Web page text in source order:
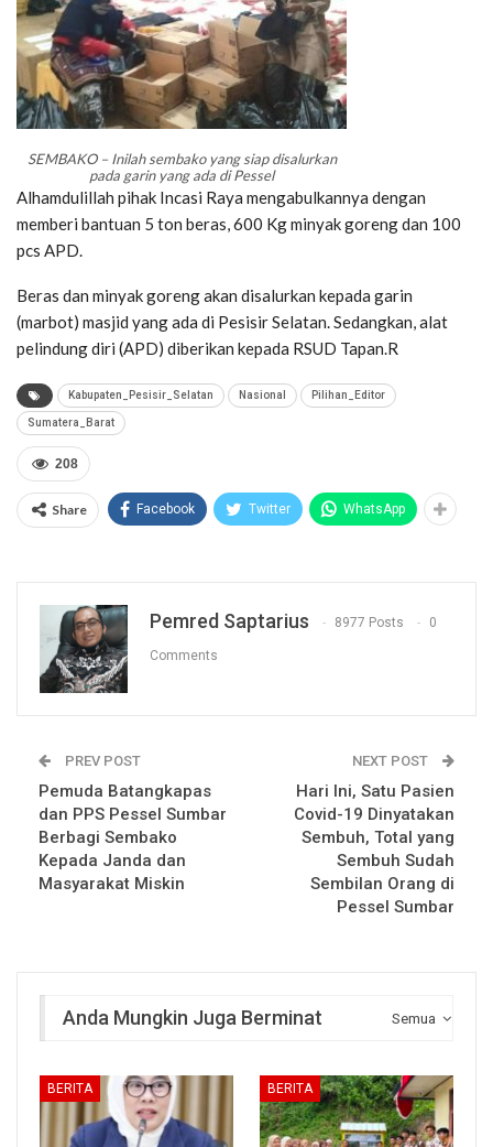
SEMBAKO – Inilah sembako yang siap disalurkan
pada garin yang ada di Pessel
Alhamdulillah pihak Incasi Raya mengabulkannya dengan
memberi bantuan 5 ton beras, 600 Kg minyak goreng dan 100
pcs APD.
Beras dan minyak goreng akan disalurkan kepada garin
(marbot) masjid yang ada di Pesisir Selatan. Sedangkan, alat
pelindung diri (APD) diberikan kepada RSUD Tapan.R
Kabupaten_Pesisir_Selatan Nasional Pilihan_Editor
Sumatera_Barat
208
Share Facebook Twitter WhatsApp
Pemred Saptarius 8977 Posts 0
Comments
PREV POST
Pemuda Batangkapas
dan PPS Pessel Sumbar
Berbagi Sembako
Kepada Janda dan
Masyarakat Miskin
NEXT POST
Hari Ini, Satu Pasien
Covid-19 Dinyatakan
Sembuh, Total yang
Sembuh Sudah
Sembilan Orang di
Pessel Sumbar
Semua
Anda Mungkin Juga Berminat
BERITA BERITA